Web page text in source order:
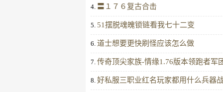
4. 〓１７６复古合击
5. 51摆脱魂魄锁链看我七十二变
6. 道士想要更快刷怪应该怎么做
7. 传奇顶尖家族-情缘1.76版本领跑者军
8. 好私服三职业红名玩家都用什么兵器